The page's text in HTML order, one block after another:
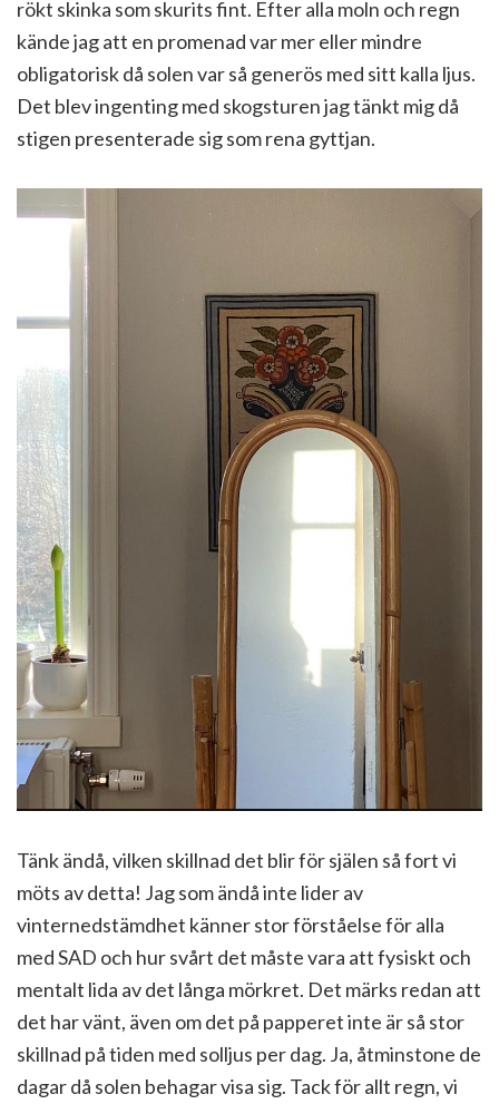
rökt skinka som skurits fint. Efter alla moln och regn
kände jag att en promenad var mer eller mindre
obligatorisk då solen var så generös med sitt kalla ljus.
Det blev ingenting med skogsturen jag tänkt mig då
stigen presenterade sig som rena gyttjan.
Tänk ändå, vilken skillnad det blir för själen så fort vi
möts av detta! Jag som ändå inte lider av
vinternedstämdhet känner stor förståelse för alla
med SAD och hur svårt det måste vara att fysiskt och
mentalt lida av det långa mörkret. Det märks redan att
det har vänt, även om det på papperet inte är så stor
skillnad på tiden med solljus per dag. Ja, åtminstone de
dagar då solen behagar visa sig. Tack för allt regn, vi